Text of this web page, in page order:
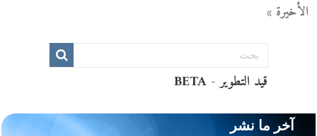
الأخيرة »
آخر ما نشر